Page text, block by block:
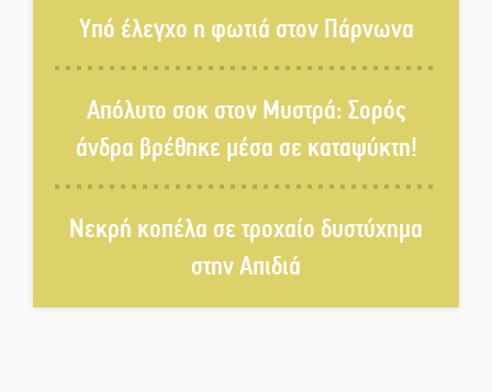
ραντεβού στην Αγόριανη
Η Σοχά ετοιμάζεται για ένα
δυναμικό καλοκαιρινό party
Ματάλειο Κολυμβητήριο την
εβδομάδα του
Υπό έλεγχο η φωτιά στον Πάρνωνα
Απόλυτο σοκ στον Μυστρά: Σορός
άνδρα βρέθηκε μέσα σε καταψύκτη!
Νεκρή κοπέλα σε τροχαίο δυστύχημα
στην Απιδιά